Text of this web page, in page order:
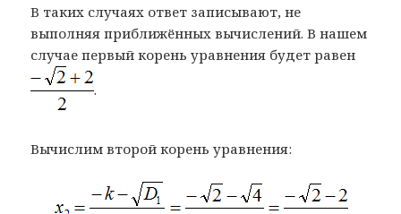
В таких случаях ответ записывают, не
выполняя приближённых вычислений. В нашем
случае первый корень уравнения будет равен
.
Вычислим второй корень уравнения: